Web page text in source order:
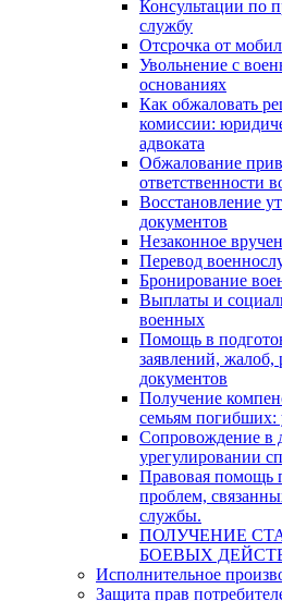
Консультации по
службу
Отсрочка от
Увольнение с
основаниях
Как обжаловать
комиссии:
адвоката
Обжалование
ответственности
Восстановление
документов
Незаконное
Перевод
Бронирование
Выплаты и
военных
Помощь в
заявлений, жалоб,
документов
Получение
семьям погибших:
Сопровождение в
урегулировании
Правовая помощь
проблем,
службы.
ПОЛУЧЕНИЕ
БОЕВЫХ
Исполнительное
Защита прав